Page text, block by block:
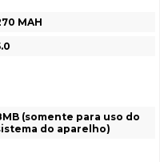
MAH
(somente para uso do
do aparelho)